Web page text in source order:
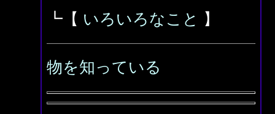
┗【 いろいろなこと 】
物を知っている